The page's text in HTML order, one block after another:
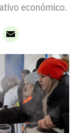
económico.
Email